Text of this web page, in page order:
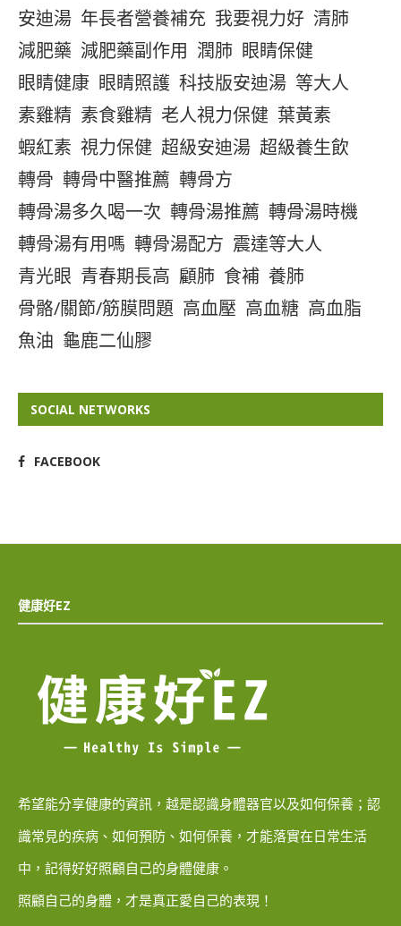
安迪湯 年長者營養補充 我要視力好 清肺
減肥藥 減肥藥副作用 潤肺 眼睛保健
眼睛健康 眼睛照護 科技版安迪湯 等大人
素雞精 素食雞精 老人視力保健 葉黃素
蝦紅素 視力保健 超級安迪湯 超級養生飲
轉骨 轉骨中醫推薦 轉骨方
轉骨湯多久喝一次 轉骨湯推薦 轉骨湯時機
轉骨湯有用嗎 轉骨湯配方 震達等大人
青光眼 青春期長高 顧肺 食補 養肺
骨骼/關節/筋膜問題 高血壓 高血糖 高血脂
魚油 龜鹿二仙膠
SOCIAL NETWORKS
FACEBOOK
健康好EZ
希望能分享健康的資訊，越是認識身體器官以及如何保養；認
識常見的疾病、如何預防、如何保養，才能落實在日常生活
中，記得好好照顧自己的身體健康。
照顧自己的身體，才是真正愛自己的表現！